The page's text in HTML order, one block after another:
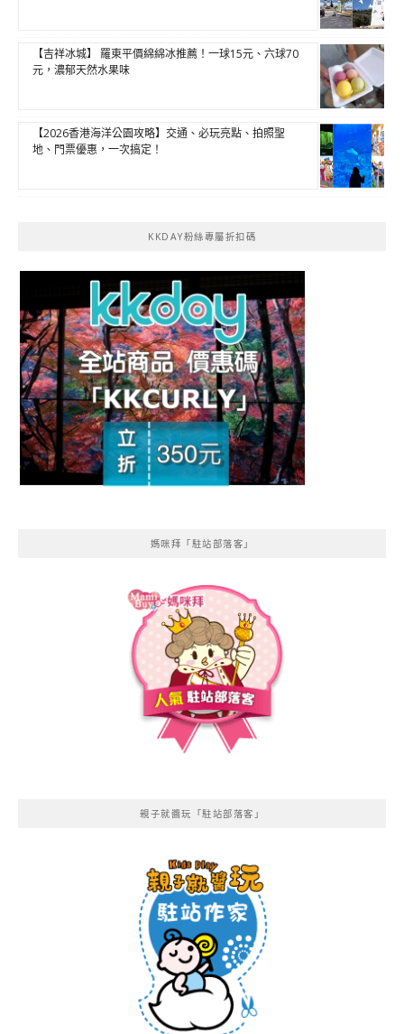
【吉祥冰城】 羅東平價綿綿冰推薦！一球15元、六球70
元，濃郁天然水果味
【2026香港海洋公園攻略】交通、必玩亮點、拍照聖
地、門票優惠，一次搞定！
KKDAY粉絲專屬折扣碼
媽咪拜「駐站部落客」
親子就醬玩「駐站部落客」